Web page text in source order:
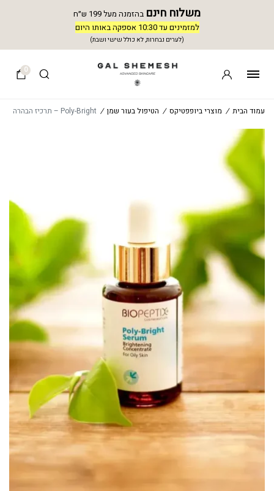
משלוח חינם בהזמנה מעל 199 ש״ח
למזמינים עד 10:30 אספקה באותו היום
(לערים נבחרות, לא כולל שישי ושבת)
0
עמוד הבית / מוצרי ביופפטיקס / הטיפול בעור שמן / Poly-Bright – תרכיז הבהרה